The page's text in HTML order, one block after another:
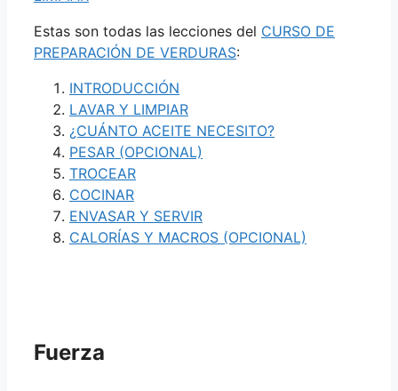
Estas son todas las lecciones del CURSO DE
PREPARACIÓN DE VERDURAS:
INTRODUCCIÓN
LAVAR Y LIMPIAR
¿CUÁNTO ACEITE NECESITO?
PESAR (OPCIONAL)
TROCEAR
COCINAR
ENVASAR Y SERVIR
CALORÍAS Y MACROS (OPCIONAL)
Fuerza